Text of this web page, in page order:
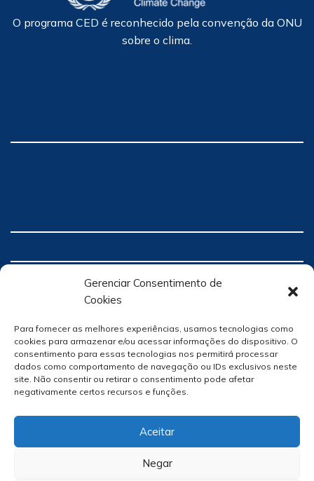
Gerenciar Consentimento de
Cookies
Para fornecer as melhores experiências, usamos tecnologias como
cookies para armazenar e/ou acessar informações do dispositivo. O
consentimento para essas tecnologias nos permitirá processar
dados como comportamento de navegação ou IDs exclusivos neste
site. Não consentir ou retirar o consentimento pode afetar
negativamente certos recursos e funções.
Aceitar
Negar
O programa CED é reconhecido pela convenção da ONU
sobre o clima.